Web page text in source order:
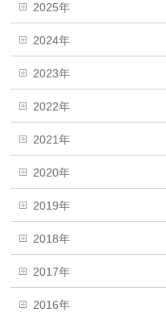
2025年
2024年
2023年
2022年
2021年
2020年
2019年
2018年
2017年
2016年